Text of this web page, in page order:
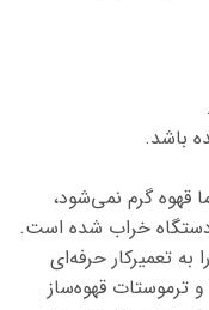
باشد.
قهوه گرم نمی‌شود،
دستگاه خراب شده است.
به تعمیرکار حرفه‌ای
ترموستات قهوه‌ساز